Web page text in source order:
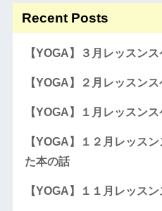
Recent Posts
【YOGA】３月レッスン
【YOGA】２月レッスン
【YOGA】１月レッスン
【YOGA】１２月レッス
た本の話
【YOGA】１１月レッス